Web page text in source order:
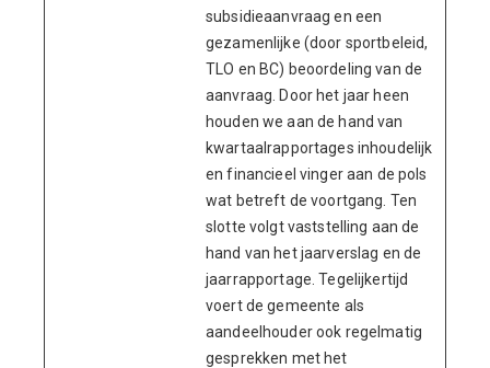
subsidieaanvraag en een
gezamenlijke (door sportbeleid,
TLO en BC) beoordeling van de
aanvraag. Door het jaar heen
houden we aan de hand van
kwartaalrapportages inhoudelijk
en financieel vinger aan de pols
wat betreft de voortgang. Ten
slotte volgt vaststelling aan de
hand van het jaarverslag en de
jaarrapportage. Tegelijkertijd
voert de gemeente als
aandeelhouder ook regelmatig
gesprekken met het